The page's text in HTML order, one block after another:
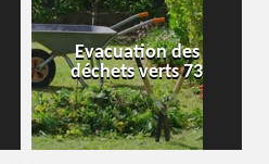
Evacuation des
déchets verts 73